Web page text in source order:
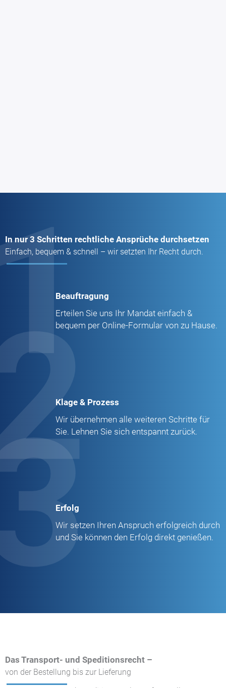
In nur 3 Schritten rechtliche Ansprüche durchsetzen
Einfach, bequem & schnell – wir setzten Ihr Recht durch.
Beauftragung
Erteilen Sie uns Ihr Mandat einfach &
bequem per Online-Formular von zu Hause.
Klage & Prozess
Wir übernehmen alle weiteren Schritte für
Sie. Lehnen Sie sich entspannt zurück.
Erfolg
Wir setzen Ihren Anspruch erfolgreich durch
und Sie können den Erfolg direkt genießen.
Das Transport- und Speditionsrecht –
von der Bestellung bis zur Lieferung